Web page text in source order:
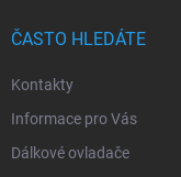
ČASTO HLEDÁTE
Kontakty
Informace pro Vás
Dálkové ovladače